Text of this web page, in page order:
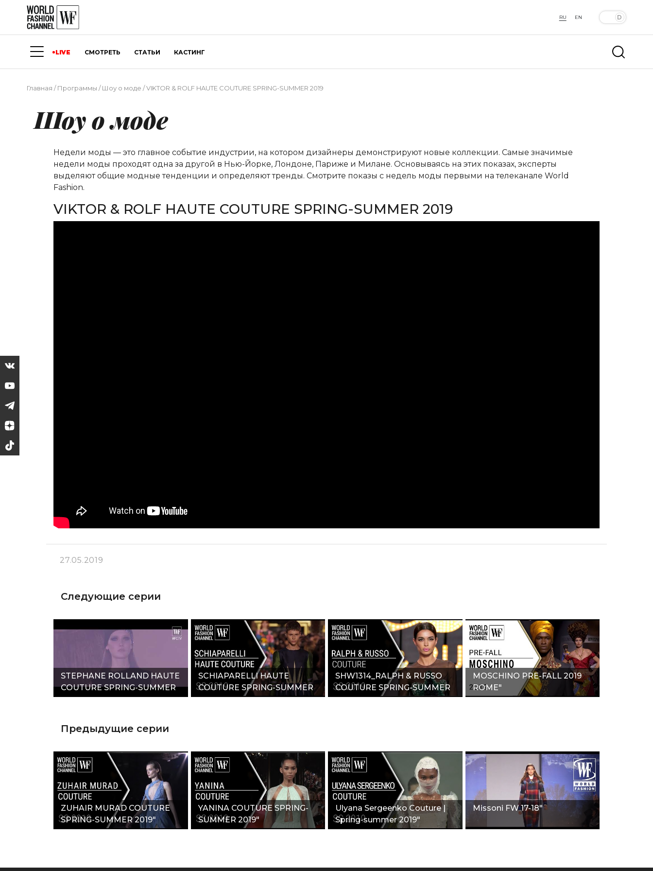
RU EN
LIVE СМОТРЕТЬ СТАТЬИ КАСТИНГ
Главная /Программы /Шоу о моде /VIKTOR & ROLF HAUTE COUTURE SPRING-SUMMER 2019
Шоу о моде
Недели моды — это главное событие индустрии, на котором дизайнеры демонстрируют новые коллекции. Самые значимые
недели моды проходят одна за другой в Нью-Йорке, Лондоне, Париже и Милане. Основываясь на этих показах, эксперты
выделяют общие модные тенденции и определяют тренды. Смотрите показы с недель моды первыми на телеканале World
Fashion.
VIKTOR & ROLF HAUTE COUTURE SPRING-SUMMER 2019
27.05.2019
Следующие серии
STEPHANE ROLLAND HAUTE
COUTURE SPRING-SUMMER
2019"
SCHIAPARELLI HAUTE
COUTURE SPRING-SUMMER
2019"
SHW1314_RALPH & RUSSO
COUTURE SPRING-SUMMER
2019"
MOSCHINO PRE-FALL 2019
ROME"
Предыдущие серии
ZUHAIR MURAD COUTURE
SPRING-SUMMER 2019"
YANINA COUTURE SPRING-
SUMMER 2019"
Ulyana Sergeenko Couture |
Spring-summer 2019"
Missoni FW 17-18"